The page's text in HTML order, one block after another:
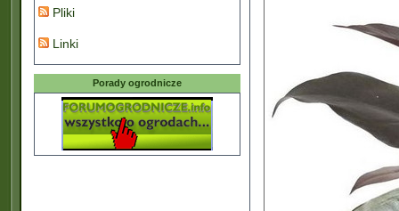
Pliki
Linki
Porady ogrodnicze